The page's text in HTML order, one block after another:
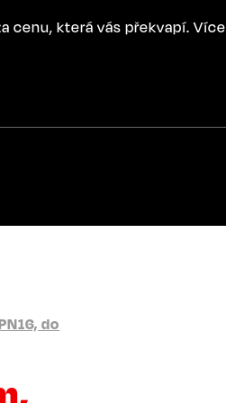
cenu, která vás překvapí. Více
do